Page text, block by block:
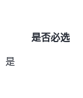
是否必选
是